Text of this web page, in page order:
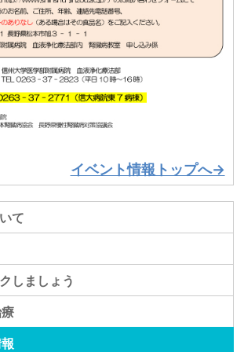
て
しましょう
イベント情報トップへ→